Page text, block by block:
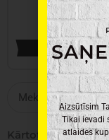
Dārza Preces
478 Preces
Aizsūtīsim
Tikai ievadi
atlaides